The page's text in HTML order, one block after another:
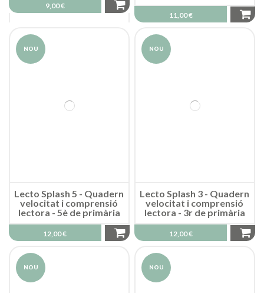
9,00 €
11,00 €
NOU
Lecto Splash 5 - Quadern
velocitat i comprensió
lectora - 5è de primària
12,00 €
NOU
Lecto Splash 3 - Quadern
velocitat i comprensió
lectora - 3r de primària
12,00 €
NOU NOU